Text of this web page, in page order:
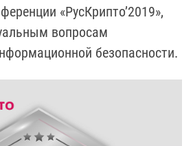
«РусКрипто’2019»,
вопросам
безопасности.